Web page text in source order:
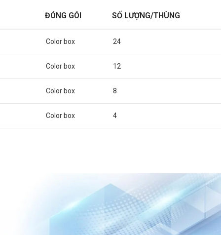
ĐÓNG GÓI SỐ LƯỢNG/THÙNG
Color box 24
Color box 12
Color box 8
Color box 4